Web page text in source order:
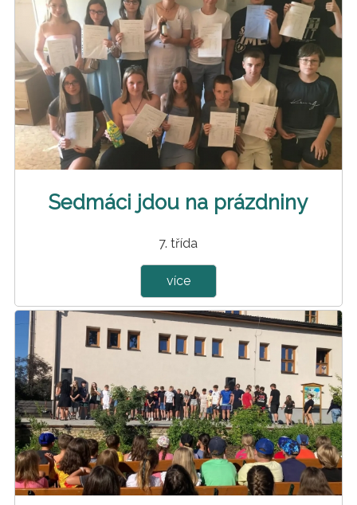
Sedmáci jdou na prázdniny
7. třída
více